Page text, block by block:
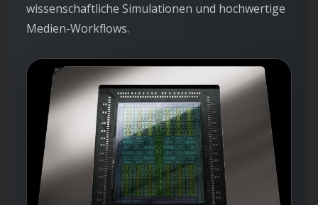
wissenschaftliche Simulationen und hochwertige
Medien-Workflows.